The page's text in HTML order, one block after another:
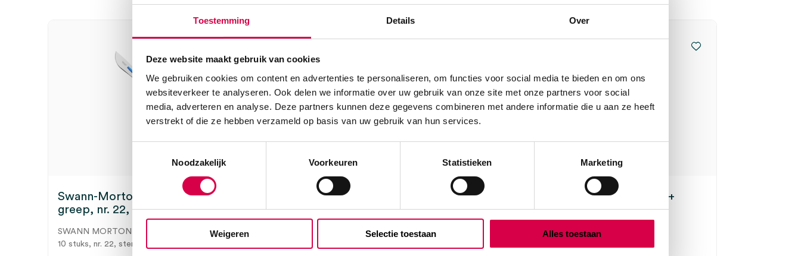
Toestemming Details Over
Deze website maakt gebruik van cookies
We gebruiken cookies om content en advertenties te personaliseren, om functies voor social media te bieden en om ons
websiteverkeer te analyseren. Ook delen we informatie over uw gebruik van onze site met onze partners voor social
media, adverteren en analyse. Deze partners kunnen deze gegevens combineren met andere informatie die u aan ze heeft
verstrekt of die ze hebben verzameld op basis van uw gebruik van hun services.
Noodzakelijk
Voorkeuren Statistieken Marketing
Weigeren Selectie toestaan Alles toestaan
Swann-Morton scalpelmesjes +
greep, nr. 22, steriel (10)
SWANN MORTON
10 stuks, nr. 22, steriel
Swann-Morton scalpelmesjes, nr. 22,
steriel (100)
Swann-Morton scalpelmesjes +
greep, nr. 21, steriel (10)
SWANN MORTON